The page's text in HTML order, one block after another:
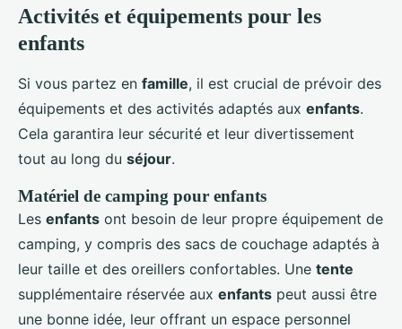
Activités et équipements pour les
enfants
Si vous partez en famille, il est crucial de prévoir des
équipements et des activités adaptés aux enfants.
Cela garantira leur sécurité et leur divertissement
tout au long du séjour.
Matériel de camping pour enfants
Les enfants ont besoin de leur propre équipement de
camping, y compris des sacs de couchage adaptés à
leur taille et des oreillers confortables. Une tente
supplémentaire réservée aux enfants peut aussi être
une bonne idée, leur offrant un espace personnel